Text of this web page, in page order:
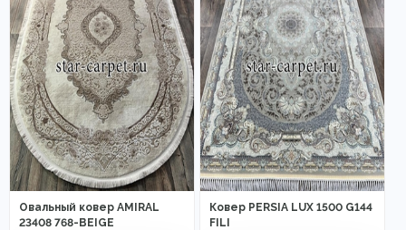
Овальный ковер AMIRAL
23408 768-BEIGE
Ковер PERSIA LUX 1500 G144
FILI